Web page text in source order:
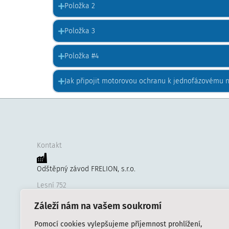
Záleží nám na vašem soukromí
Pomocí cookies vylepšujeme příjemnost prohlížení,
Položka 2
Položka 3
Položka #4
Jak připojit motorovou ochranu k jednofázovému
Kontakt
Odštěpný závod FRELION, s.r.o.
Lesní 752
Česká republika
IČ: 0801494 DIČ: CZ08014914